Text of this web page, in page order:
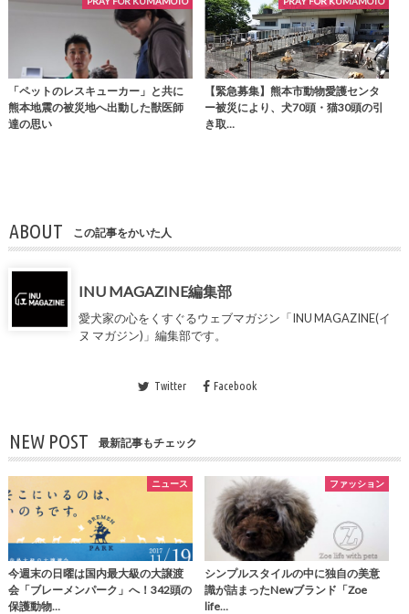
「ペットのレスキューカー」と共に
熊本地震の被災地へ出動した獣医師
達の思い
【緊急募集】熊本市動物愛護センタ
ー被災により、犬70頭・猫30頭の引
き取…
ABOUT この記事をかいた人
INU MAGAZINE編集部
愛犬家の心をくすぐるウェブマガジン「INU MAGAZINE(イ
ヌ マガジン)」編集部です。
Twitter Facebook
NEW POST 最新記事もチェック
ニュース
今週末の日曜は国内最大級の大譲渡
会「ブレーメンパーク」へ！342頭の
保護動物…
ファッション
シンプルスタイルの中に独自の美意
識が詰まったNewブランド「Zoe
life…